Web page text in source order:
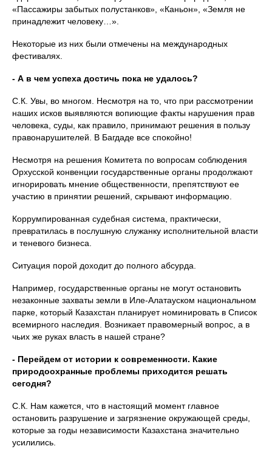
«Пассажиры забытых полустанков», «Каньон», «Земля не
принадлежит человеку…».
Некоторые из них были отмечены на международных
фестивалях.
- А в чем успеха достичь пока не удалось?
С.К. Увы, во многом. Несмотря на то, что при рассмотрении
наших исков выявляются вопиющие факты нарушения прав
человека, суды, как правило, принимают решения в пользу
правонарушителей. В Багдаде все спокойно!
Несмотря на решения Комитета по вопросам соблюдения
Орхусской конвенции государственные органы продолжают
игнорировать мнение общественности, препятствуют ее
участию в принятии решений, скрывают информацию.
Коррумпированная судебная система, практически,
превратилась в послушную служанку исполнительной власти
и теневого бизнеса.
Ситуация порой доходит до полного абсурда.
Например, государственные органы не могут остановить
незаконные захваты земли в Иле-Алатауском национальном
парке, который Казахстан планирует номинировать в Список
всемирного наследия. Возникает правомерный вопрос, а в
чьих же руках власть в нашей стране?
- Перейдем от истории к современности. Какие
природоохранные проблемы приходится решать
сегодня?
С.К. Нам кажется, что в настоящий момент главное
остановить разрушение и загрязнение окружающей среды,
которые за годы независимости Казахстана значительно
усилились.